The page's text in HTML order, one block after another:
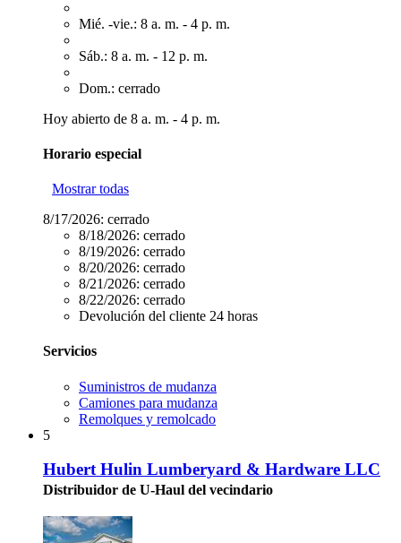
Mié. -vie.: 8 a. m. - 4 p. m.
Sáb.: 8 a. m. - 12 p. m.
Dom.: cerrado
Hoy abierto de 8 a. m. - 4 p. m.
Horario especial
Mostrar todas
8/17/2026: cerrado
8/18/2026: cerrado
8/19/2026: cerrado
8/20/2026: cerrado
8/21/2026: cerrado
8/22/2026: cerrado
Devolución del cliente 24 horas
Servicios
Suministros de mudanza
Camiones para mudanza
Remolques y remolcado
5
Hubert Hulin Lumberyard & Hardware LLC
Distribuidor de U-Haul del vecindario